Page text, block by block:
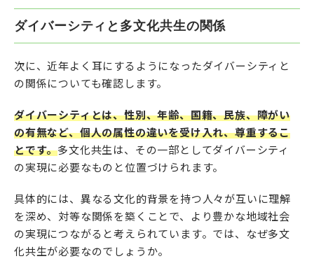
ダイバーシティと多文化共生の関係
次に、近年よく耳にするようになったダイバーシティと
の関係についても確認します。
ダイバーシティとは、性別、年齢、国籍、民族、障がい
の有無など、個人の属性の違いを受け入れ、尊重するこ
とです。多文化共生は、その一部としてダイバーシティ
の実現に必要なものと位置づけられます。
具体的には、異なる文化的背景を持つ人々が互いに理解
を深め、対等な関係を築くことで、より豊かな地域社会
の実現につながると考えられています。では、なぜ多文
化共生が必要なのでしょうか。